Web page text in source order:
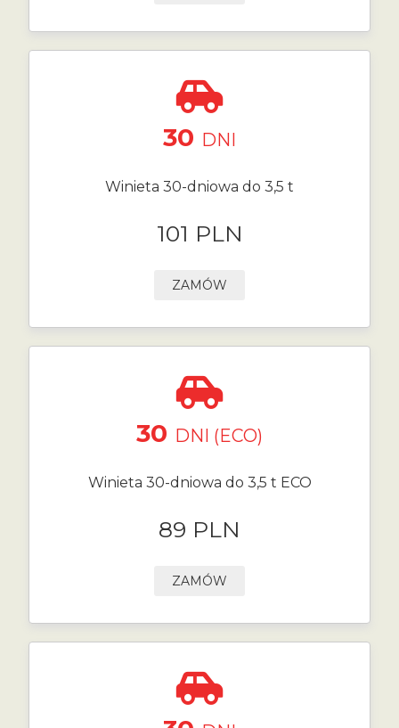
30 DNI
Winieta 30-dniowa do 3,5 t
101 PLN
ZAMÓW
30 DNI (ECO)
Winieta 30-dniowa do 3,5 t ECO
89 PLN
ZAMÓW